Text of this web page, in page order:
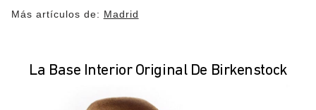
Más artículos de: Madrid
La Base Interior Original De Birkenstock